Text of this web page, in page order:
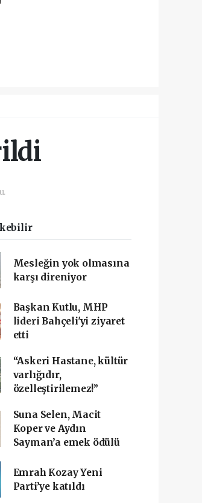
Mesleğin yok olmasına
karşı direniyor
Başkan Kutlu, MHP
lideri Bahçeli'yi ziyaret
etti
“Askeri Hastane, kültür
varlığıdır,
özelleştirilemez!”
Suna Selen, Macit
Koper ve Aydın
Sayman’a emek ödülü
Emrah Kozay Yeni
Parti’ye katıldı